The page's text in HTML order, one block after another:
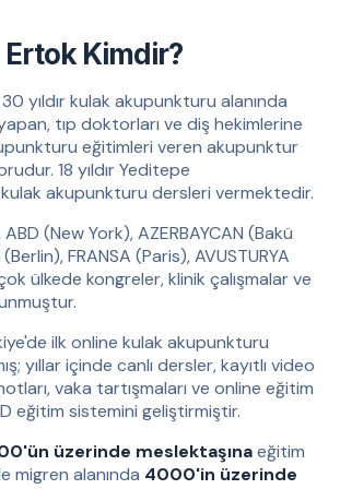
Ertok Kimdir?
yıldır kulak akupunkturu alanında
tıp doktorları ve diş hekimlerine
eğitimleri veren akupunktur
18 yıldır Yeditepe
akupunkturu dersleri vermektedir.
(New York), AZERBAYCAN (Bakü
FRANSA (Paris), AVUSTURYA
ülkede kongreler, klinik çalışmalar ve
ilk online kulak akupunkturu
yıllar içinde canlı dersler, kayıtlı video
vaka tartışmaları ve online eğitim
eğitim sistemini geliştirmiştir.
üzerinde meslektaşınaeğitim
migren alanında 4000'in üzerinde